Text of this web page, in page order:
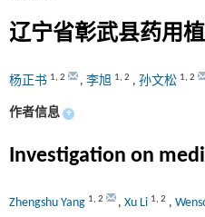
辽宁省彰武县药用
杨正书 1, 2 , 李旭 1, 2 , 孙文松 1, 2
作者信息 +
Investigation on
Zhengshu Yang 1, 2 , Xu Li 1, 2 ,